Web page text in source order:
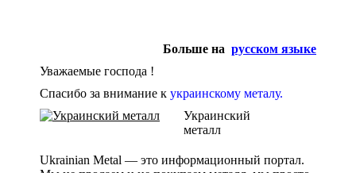
Больше на русском языке
Уважаемые господа !
Спасибо за внимание к украинскому металу.
Украинский
металл
Ukrainian Metal — это информационный портал.